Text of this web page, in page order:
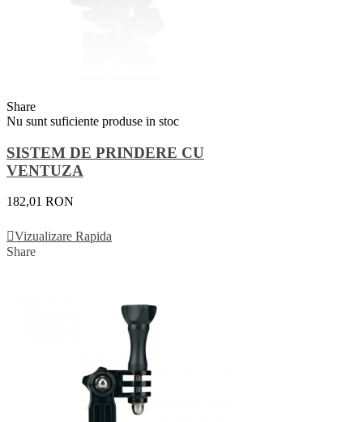
Share
Nu sunt suficiente produse in stoc
SISTEM DE PRINDERE CU
VENTUZA
182,01 RON
Vizualizare Rapida
Share